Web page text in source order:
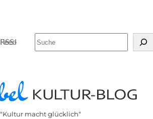
RSS-Feed
"Kultur macht glücklich"